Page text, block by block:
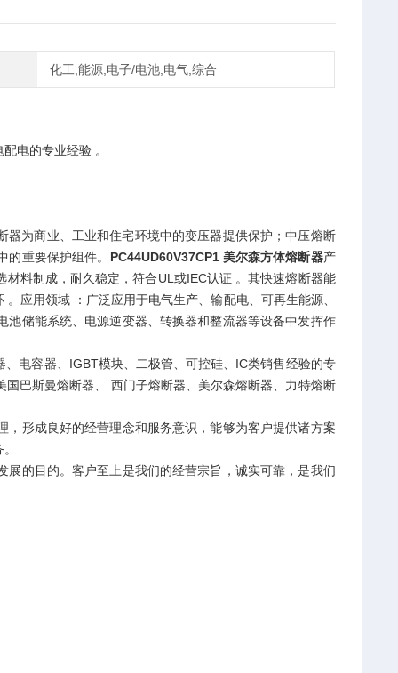
化工,能源,电子/电池,电气,综合
电的专业经验 。
为商业、工业和住宅环境中的变压器提供保护；中压熔断
重要保护组件。 PC44UD60V37CP1 美尔森方体熔断器产
料制成，耐久稳定，符合UL或IEC认证 。其快速熔断器能
应用领域 ：广泛应用于电气生产、输配电、可再生能源、
储能系统、电源逆变器、转换器和整流器等设备中发挥作
电容器、IGBT模块、二极管、可控硅、IC类销售经验的专
巴斯曼熔断器、 西门子熔断器、美尔森熔断器、力特熔断
形成良好的经营理念和服务意识，能够为客户提供诸方案
的目的。客户至上是我们的经营宗旨，诚实可靠，是我们